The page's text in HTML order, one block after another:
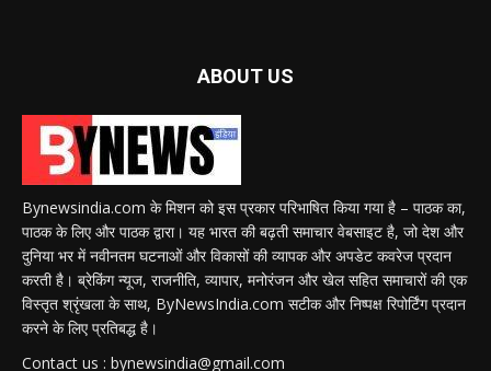
ABOUT US
Bynewsindia.com के मिशन को इस प्रकार परिभाषित किया गया है – पाठक का,
पाठक के लिए और पाठक द्वारा। यह भारत की बढ़ती समाचार वेबसाइट है, जो देश और
दुनिया भर में नवीनतम घटनाओं और विकासों की व्यापक और अपडेट कवरेज प्रदान
करती है। ब्रेकिंग न्यूज, राजनीति, व्यापार, मनोरंजन और खेल सहित समाचारों की एक
विस्तृत श्रृंखला के साथ, ByNewsIndia.com सटीक और निष्पक्ष रिपोर्टिंग प्रदान
करने के लिए प्रतिबद्ध है।
Contact us : bynewsindia@gmail.com